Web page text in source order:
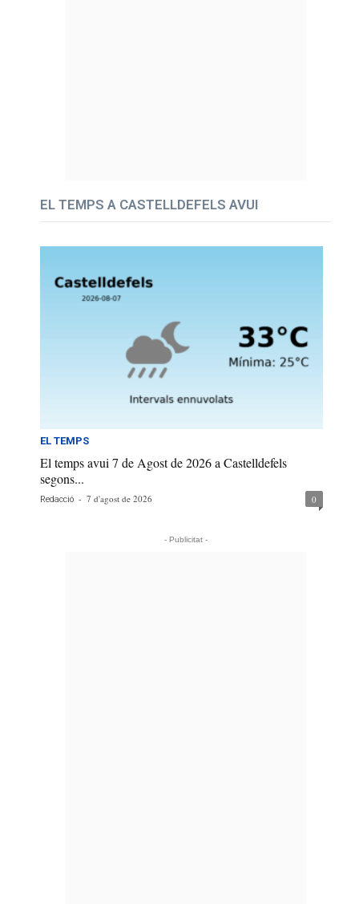
EL TEMPS A CASTELLDEFELS AVUI
EL TEMPS
El temps avui 7 de Agost de 2026 a Castelldefels
segons...
Redacció - 7 d'agost de 2026 0
- Publicitat -